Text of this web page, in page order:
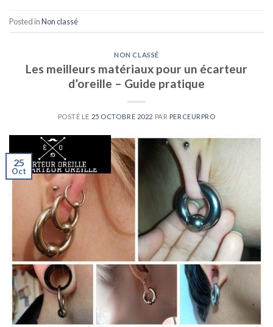
Posted inNon classé
NON CLASSÉ
Les meilleurs matériaux pour un écarteur
d’oreille – Guide pratique
POSTÉ LE 25 OCTOBRE 2022 PAR PERCEURPRO
25
Oct